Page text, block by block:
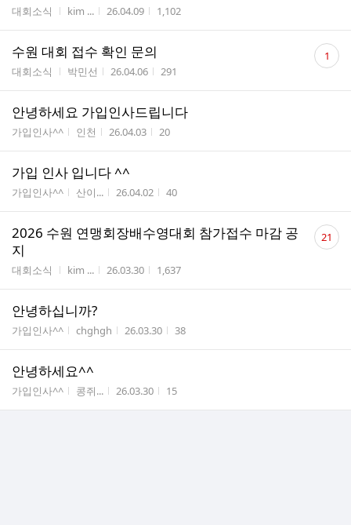
게시판명
대회소식 작성자
kim ... 작성시간
26.04.09 조회수
1,102
수원 대회 접수 확인 문의
게시판명
대회소식 작성자
박민선 작성시간
26.04.06 조회수
291
댓
글 1
안녕하세요 가입인사드립니다
게시판명
가입인사^^ 작성자
인천 작성시간
26.04.03 조회수
20
가입 인사 입니다 ^^
게시판명
가입인사^^ 작성자
산이... 작성시간
26.04.02 조회수
40
2026 수원 연맹회장배수영대회 참가접수 마감 공
지
게시판명
대회소식 작성자
kim ... 작성시간
26.03.30 조회수
1,637
댓
글21
안녕하십니까?
게시판명
가입인사^^ 작성자
chghgh 작성시간
26.03.30 조회수
38
안녕하세요^^
게시판명
가입인사^^ 작성자
콩쥐... 작성시간
26.03.30 조회수
15